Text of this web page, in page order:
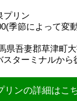
リン
季節によって変
県吾妻郡草津町
スターミナルから
リンの詳細はこ